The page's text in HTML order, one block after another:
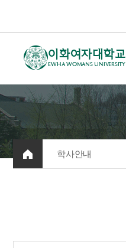
이화여자대학교
EWHA WOMANS UNIVERSITY
학사안내